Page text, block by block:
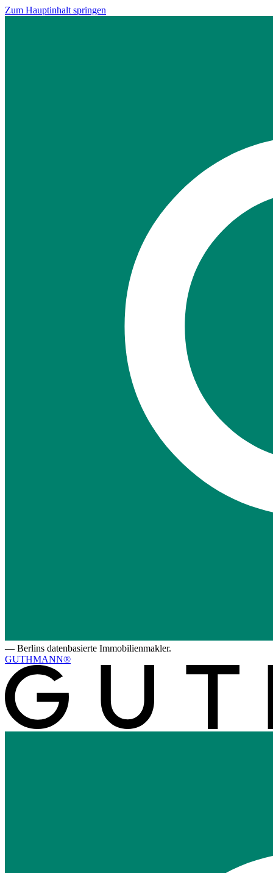
Zum Hauptinhalt springen
— Berlins datenbasierte Immobilienmakler.
GUTHMANN®